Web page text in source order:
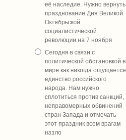
её наследие. Нужно вернуть
празднование Дня Великой
Октябрьской
социалистической
революции на 7 ноября
Сегодня в связи с
политической обстановкой в
мире как никогда ощущается
единство российского
народа. Нам нужно
сплотиться против санкций,
неправомерных обвинений
стран Запада и отмечать
этот праздник всем врагам
назло